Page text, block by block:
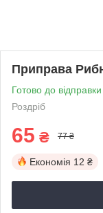
Приправа
Готово до відправки
Роздріб
65 ₴ 77 ₴
Економія 12 ₴